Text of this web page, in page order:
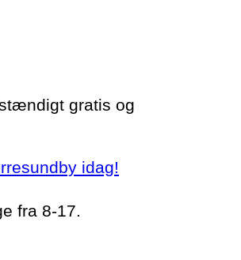
gratis og
idag!
fra 8-17.